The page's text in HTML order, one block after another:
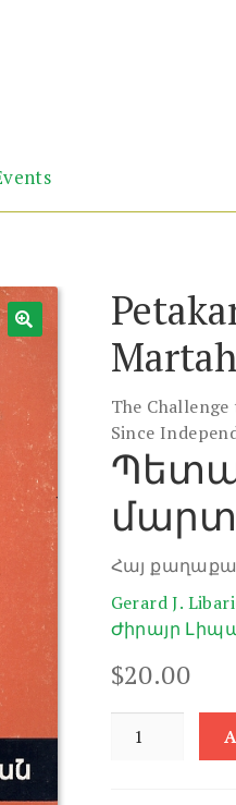
The
Since
Հայ
Gerard J.
Ժիրայր
$20.00
Martahravere